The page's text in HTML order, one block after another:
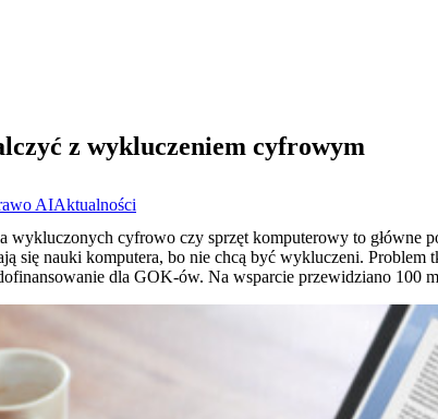
z wykluczeniem cyfrowym
AIAktualności
wykluczonych cyfrowo czy sprzęt komputerowy to główne
się nauki komputera, bo nie chcą być wykluczeni.
dla GOK-ów. Na wsparcie przewidziano 100